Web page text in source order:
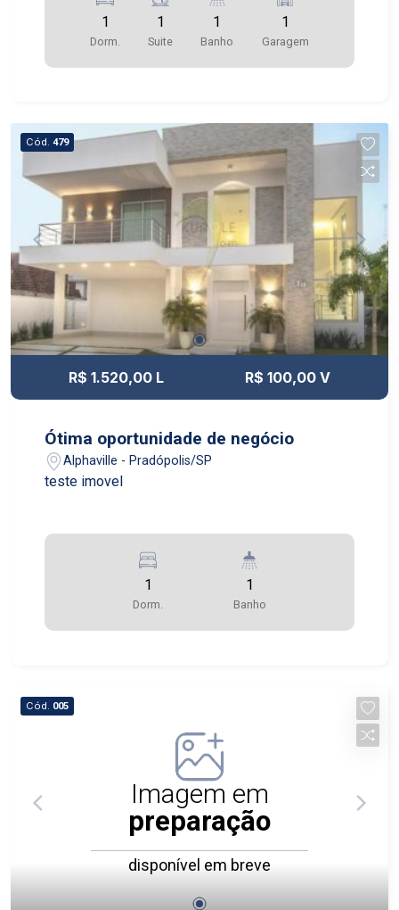
1
Dorm.
1
Suite
1
Banho
1
Garagem
Cód. 479
R$ 1.520,00 L R$ 100,00 V
Ótima oportunidade de negócio
Alphaville - Pradópolis/SP
teste imovel
1
Dorm.
1
Banho
Cód. 005
Imagem em
preparação
disponível em breve